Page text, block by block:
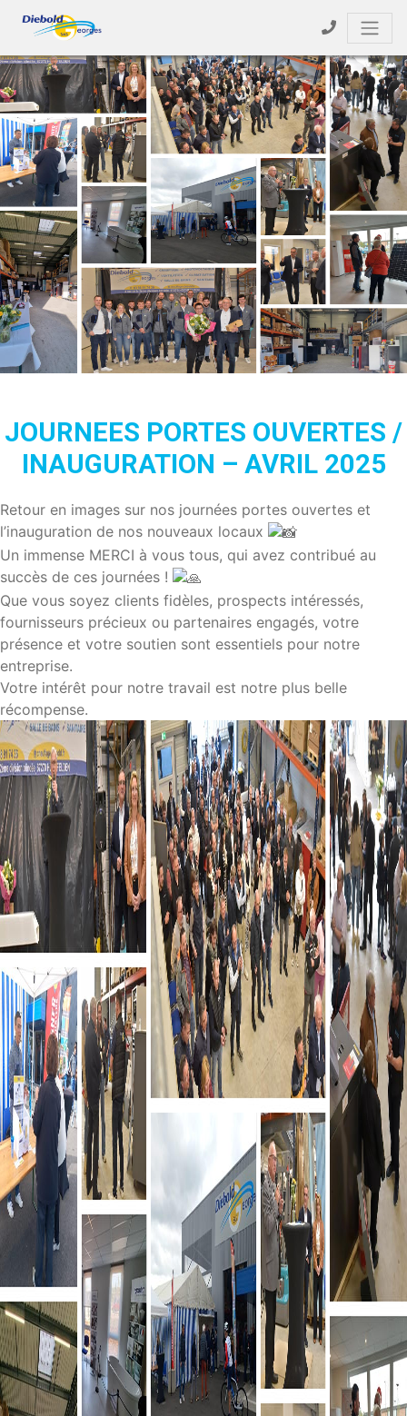
JOURNEES PORTES OUVERTES /
INAUGURATION – AVRIL 2025
Retour en images sur nos journées portes ouvertes et
l’inauguration de nos nouveaux locaux
Un immense MERCI à vous tous, qui avez contribué au
succès de ces journées !
Que vous soyez clients fidèles, prospects intéressés,
fournisseurs précieux ou partenaires engagés, votre
présence et votre soutien sont essentiels pour notre
entreprise.
Votre intérêt pour notre travail est notre plus belle
récompense.